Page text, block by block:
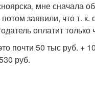
мне сначала
заявили, что т. к.
оплатит только
почти 50 тыс руб. +
руб.